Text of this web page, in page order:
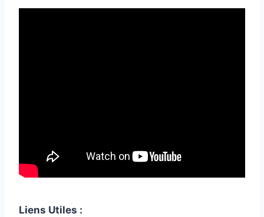
Liens Utiles :